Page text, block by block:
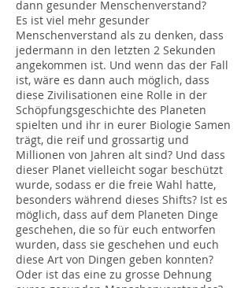
dann gesunder Menschenverstand?
Es ist viel mehr gesunder
Menschenverstand als zu denken, dass
jedermann in den letzten 2 Sekunden
angekommen ist. Und wenn das der Fall
ist, wäre es dann auch möglich, dass
diese Zivilisationen eine Rolle in der
Schöpfungsgeschichte des Planeten
spielten und ihr in eurer Biologie Samen
trägt, die reif und grossartig und
Millionen von Jahren alt sind? Und dass
dieser Planet vielleicht sogar beschützt
wurde, sodass er die freie Wahl hatte,
besonders während dieses Shifts? Ist es
möglich, dass auf dem Planeten Dinge
geschehen, die so für euch entworfen
wurden, dass sie geschehen und euch
diese Art von Dingen geben konnten?
Oder ist das eine zu grosse Dehnung